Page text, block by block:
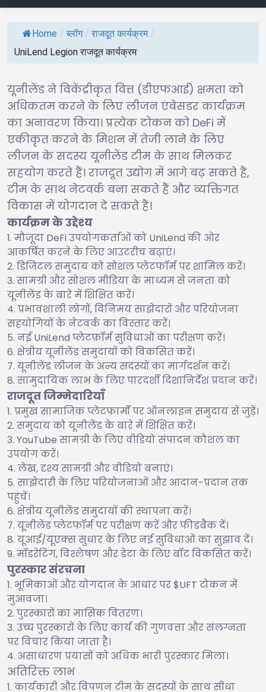
Home / ब्लॉग / राजदूत कार्यक्रम /
UniLend Legion राजदूत कार्यक्रम
यूनीलेंड ने विकेंद्रीकृत वित्त (डीएफआई) क्षमता को
अधिकतम करने के लिए लीजन एंबेसडर कार्यक्रम
का अनावरण किया। प्रत्येक टोकन को DeFi में
एकीकृत करने के मिशन में तेजी लाने के लिए
लीजन के सदस्य यूनीलेंड टीम के साथ मिलकर
सहयोग करते हैं। राजदूत उद्योग में आगे बढ़ सकते हैं,
टीम के साथ नेटवर्क बना सकते हैं और व्यक्तिगत
विकास में योगदान दे सकते हैं।
कार्यक्रम के उद्देश्य
मौजूदा DeFi उपयोगकर्ताओं को UniLend की ओर
आकर्षित करने के लिए आउटरीच बढ़ाएं।
डिजिटल समुदाय को सोशल प्लेटफॉर्म पर शामिल करें।
सामग्री और सोशल मीडिया के माध्यम से जनता को
यूनीलेंड के बारे में शिक्षित करें।
प्रभावशाली लोगों, विनिमय साझेदारों और परियोजना
सहयोगियों के नेटवर्क का विस्तार करें।
नई UniLend प्लेटफ़ॉर्म सुविधाओं का परीक्षण करें।
क्षेत्रीय यूनीलेंड समुदायों को विकसित करें।
यूनीलेंड लीजन के अन्य सदस्यों का मार्गदर्शन करें।
सामुदायिक लाभ के लिए पारदर्शी दिशानिर्देश प्रदान करें।
राजदूत जिम्मेदारियाँ
प्रमुख सामाजिक प्लेटफार्मों पर ऑनलाइन समुदाय से जुड़ें।
समुदाय को यूनीलेंड के बारे में शिक्षित करें।
YouTube सामग्री के लिए वीडियो संपादन कौशल का
उपयोग करें।
लेख, दृश्य सामग्री और वीडियो बनाएं।
साझेदारी के लिए परियोजनाओं और आदान-प्रदान तक
पहुंचें।
क्षेत्रीय यूनीलेंड समुदायों की स्थापना करें।
यूनीलेंड प्लेटफॉर्म पर परीक्षण करें और फीडबैक दें।
यूआई/यूएक्स सुधार के लिए नई सुविधाओं का सुझाव दें।
मॉडरेटिंग, विश्लेषण और डेटा के लिए बॉट विकसित करें।
पुरस्कार संरचना
भूमिकाओं और योगदान के आधार पर $UFT टोकन में
मुआवजा।
पुरस्कारों का मासिक वितरण।
उच्च पुरस्कारों के लिए कार्य की गुणवत्ता और संलग्नता
पर विचार किया जाता है।
असाधारण प्रयासों को अधिक भारी पुरस्कार मिला।
अतिरिक्त लाभ
कार्यकारी और विपणन टीम के सदस्यों के साथ सीधा